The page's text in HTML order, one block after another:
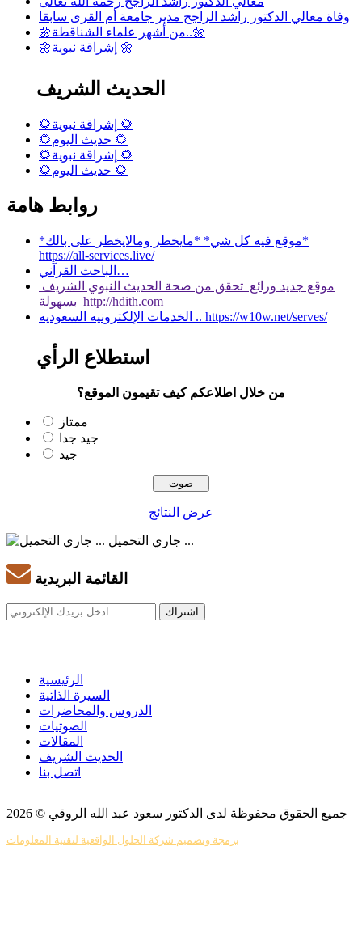
وفاة معالي الدكتور راشد الراجح مدير جامعة أم القرى سابقا
🌼من أشهر علماء الشناقطة..🌼
🌼إشراقة نبوية 🌼
الحديث الشريف
🌻إشراقة نبوية 🌻
🌻حديث اليوم 🌻
🌻إشراقة نبوية 🌻
🌻حديث اليوم 🌻
روابط هامة
*موقع فيه كل شي* *مايخطر ومالايخطر على بالك*
https://all-services.live/
الباحث القرآني…
موقع جديد ورائع تحقق من صحة الحديث النبوي الشريف
بسهولة http://hdith.com
الخدمات الإلكترونيه السعوديه .. https://w10w.net/serves/
استطلاع الرأي
من خلال اطلاعكم كيف تقيمون الموقع؟
ممتاز
جيد جدا
جيد
عرض النتائج
جاري التحميل ...
القائمة البريدية
الرئيسية
السيرة الذاتية
الدروس والمحاضرات
الصوتيات
المقالات
الحديث الشريف
اتصل بنا
جميع الحقوق محفوظة لدى الدكتور سعود عبد الله الروقي © 2026
برمجة وتصميم شركة الحلول الواقعية لتقنية المعلومات